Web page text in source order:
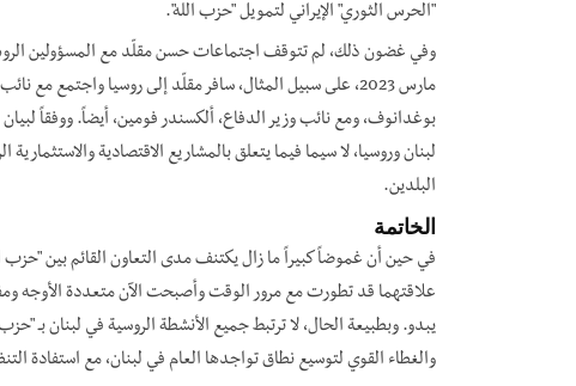
"الحرس الثوري" الإيراني لتمويل "حزب الله".
مارس 2023، على سبيل المثال، سافر مقلّد إلى روسيا واجتمع
بوغدانوف، ومع نائب وزير الدفاع، ألكسندر فومين، أيضاً. ووفقاً
لبنان وروسيا، لا سيما فيما يتعلق بالمشاريع الاقتصادية
البلدين.
الخاتمة
في حين أن غموضاً كبيراً ما زال يكتنف مدى التعاون القائم بين
علاقتهما قد تطورت مع مرور الوقت وأصبحت الآن متعددة الأوجه
يبدو. وبطبيعة الحال، لا ترتبط جميع الأنشطة الروسية في لبنان بـ
والغطاء القوي لتوسيع نطاق تواجدها العام في لبنان، مع استفادة